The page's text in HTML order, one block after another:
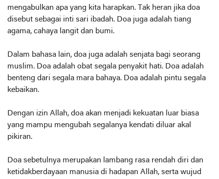
mengabulkan apa yang kita harapkan. Tak heran jika doa
disebut sebagai inti sari ibadah. Doa juga adalah tiang
agama, cahaya langit dan bumi.
Dalam bahasa lain, doa juga adalah senjata bagi seorang
muslim. Doa adalah obat segala penyakit hati. Doa adalah
benteng dari segala mara bahaya. Doa adalah pintu segala
kebaikan.
Dengan izin Allah, doa akan menjadi kekuatan luar biasa
yang mampu mengubah segalanya kendati diluar akal
pikiran.
Doa sebetulnya merupakan lambang rasa rendah diri dan
ketidakberdayaan manusia di hadapan Allah, serta wujud